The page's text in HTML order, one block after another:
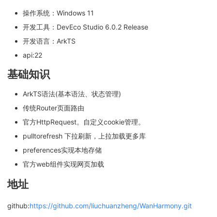
操作系统：Windows 11
开发工具：DevEco Studio 6.0.2 Release
开发语言：ArkTS
api:22
基础知识
ArkTS语法(基本语法、状态管理)
传统Router页面路由
官方HttpRequest。自定义cookie管理。
pulltorefresh 下拉刷新，上拉加载更多库
preferences实现本地存储
官方web组件实现网页加载
地址
github:https://github.com/liuchuanzheng/WanHarmony.git